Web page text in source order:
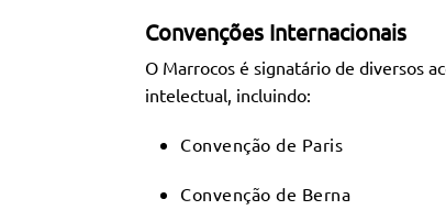
Convenções Internacionais
O Marrocos é signatário de diversos
intelectual, incluindo:
Convenção de Paris
Convenção de Berna